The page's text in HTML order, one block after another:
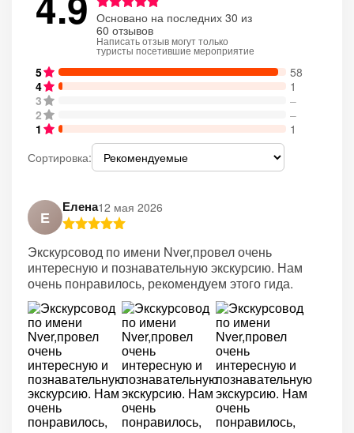
Основано на последних 30 из
60 отзывов
Написать отзыв могут только
туристы посетившие мероприятие
5
58
4
1
3
–
2
–
1
1
Сортировка:
Е
Елена12 мая 2026
Экскурсовод по имени Nver,провел очень
интересную и познавательную экскурсию. Нам
очень понравилось, рекомендуем этого гида.